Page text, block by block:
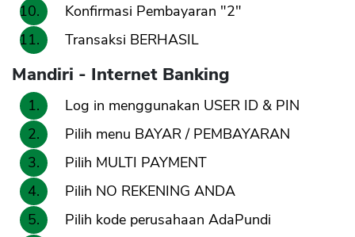
Konfirmasi Pembayaran "2"
Transaksi BERHASIL
Mandiri - Internet Banking
Log in menggunakan USER ID & PIN
Pilih menu BAYAR / PEMBAYARAN
Pilih MULTI PAYMENT
Pilih NO REKENING ANDA
Pilih kode perusahaan AdaPundi